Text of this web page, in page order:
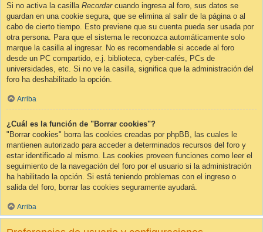
Si no activa la casilla Recordarcuando ingresa al foro, sus datos se
guardan en una cookie segura, que se elimina al salir de la página o al
cabo de cierto tiempo. Esto previene que su cuenta pueda ser usada por
otra persona. Para que el sistema le reconozca automáticamente solo
marque la casilla al ingresar. No es recomendable si accede al foro
desde un PC compartido, e.j. biblioteca, cyber-cafés, PCs de
universidades, etc. Si no ve la casilla, significa que la administración del
foro ha deshabilitado la opción.
Arriba
¿Cuál es la función de "Borrar cookies"?
"Borrar cookies" borra las cookies creadas por phpBB, las cuales le
mantienen autorizado para acceder a determinados recursos del foro y
estar identificado al mismo. Las cookies proveen funciones como leer el
seguimiento de la navegación del foro por el usuario si la administración
ha habilitado la opción. Si está teniendo problemas con el ingreso o
salida del foro, borrar las cookies seguramente ayudará.
Arriba